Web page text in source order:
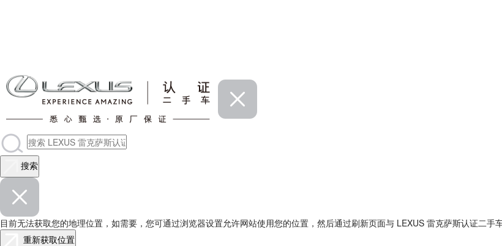
搜索
目前无法获取您的地理位置，如需要，您可通过浏览器设置允许网站使用您的位置，然后通过刷新页面与 LEXUS 雷克萨斯认证二手
重新获取位置